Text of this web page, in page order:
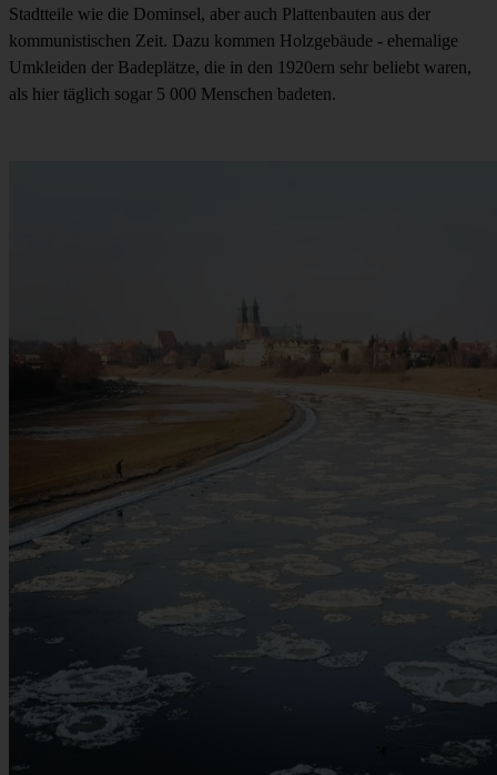
Stadtteile wie die Dominsel, aber auch Plattenbauten aus der
kommunistischen Zeit. Dazu kommen Holzgebäude - ehemalige
Umkleiden der Badeplätze, die in den 1920ern sehr beliebt waren,
als hier täglich sogar 5 000 Menschen badeten.